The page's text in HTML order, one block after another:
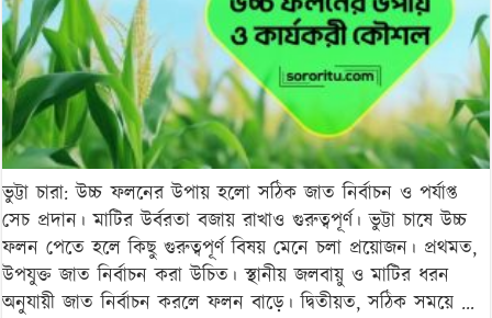
কার্যকরী
কৌশল
ভুট্টা চারা: উচ্চ ফলনের উপায় হলো সঠিক জাত নির্বাচন ও পর্যাপ্ত
সেচ প্রদান। মাটির উর্বরতা বজায় রাখাও গুরুত্বপূর্ণ। ভুট্টা চাষে উচ্চ
ফলন পেতে হলে কিছু গুরুত্বপূর্ণ বিষয় মেনে চলা প্রয়োজন। প্রথমত,
উপযুক্ত জাত নির্বাচন করা উচিত। স্থানীয় জলবায়ু ও মাটির ধরন
অনুযায়ী জাত নির্বাচন করলে ফলন বাড়ে। দ্বিতীয়ত, সঠিক সময়ে …